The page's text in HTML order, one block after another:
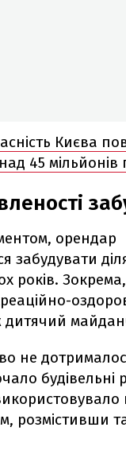
Києва
45 мільйонів
орендар
забудувати
років.
дитячий
не
будівельні
розмістивши